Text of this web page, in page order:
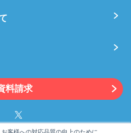
客様への対応品質の向上のために
料請求